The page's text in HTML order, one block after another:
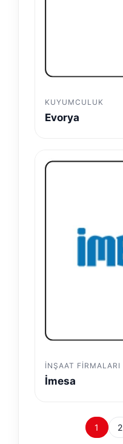
KUYUMCULUK
Evorya
İNŞAAT FIRMALARI
İmesa
1 2